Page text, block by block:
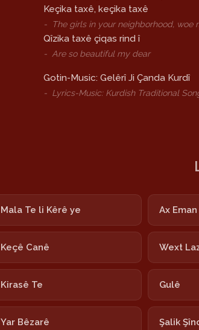
Keçika taxê, keçika taxê
- The girls in your neighborhood, woe
Qîzika taxê çiqas rind î
- Are so beautiful my dear
Gotin-Music: Gelêrî Ji Çanda Kurdî
- Lyrics-Music: Kurdish Traditional
Mala Te li Kêrê ye Ax Eman
Keçê Canê Wext
Kirasê Te Gulê
Yar Bêzarê Şalik